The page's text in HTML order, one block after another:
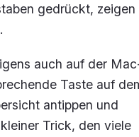
gedrückt, zeigen
auch auf der
Taste auf
antippen und
Trick, den viele